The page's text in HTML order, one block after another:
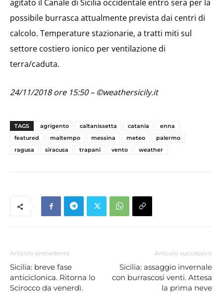
agitato il Canale di Sicilia occidentale entro sera per la
possibile burrasca attualmente prevista dai centri di
calcolo. Temperature stazionarie, a tratti miti sul
settore costiero ionico per ventilazione di
terra/caduta.
24/11/2018 ore 15:50 – ©weathersicily.it
TAGS agrigento caltanissetta catania
enna
featured
maltempo messina meteo
palermo
ragusa
siracusa trapani vento weather
Articolo precedente
Sicilia: breve fase
anticiclonica. Ritorna lo
Scirocco da venerdì.
Articolo successivo
Sicilia: assaggio invernale
con burrascosi venti. Attesa
la prima neve